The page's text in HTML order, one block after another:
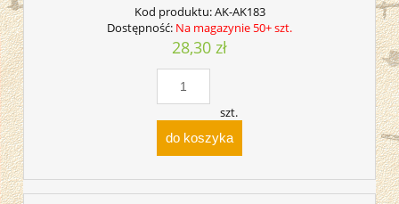
Kod produktu:AK-AK183
Dostępność: Na magazynie 50+ szt.
28,30 zł
szt.
do koszyka